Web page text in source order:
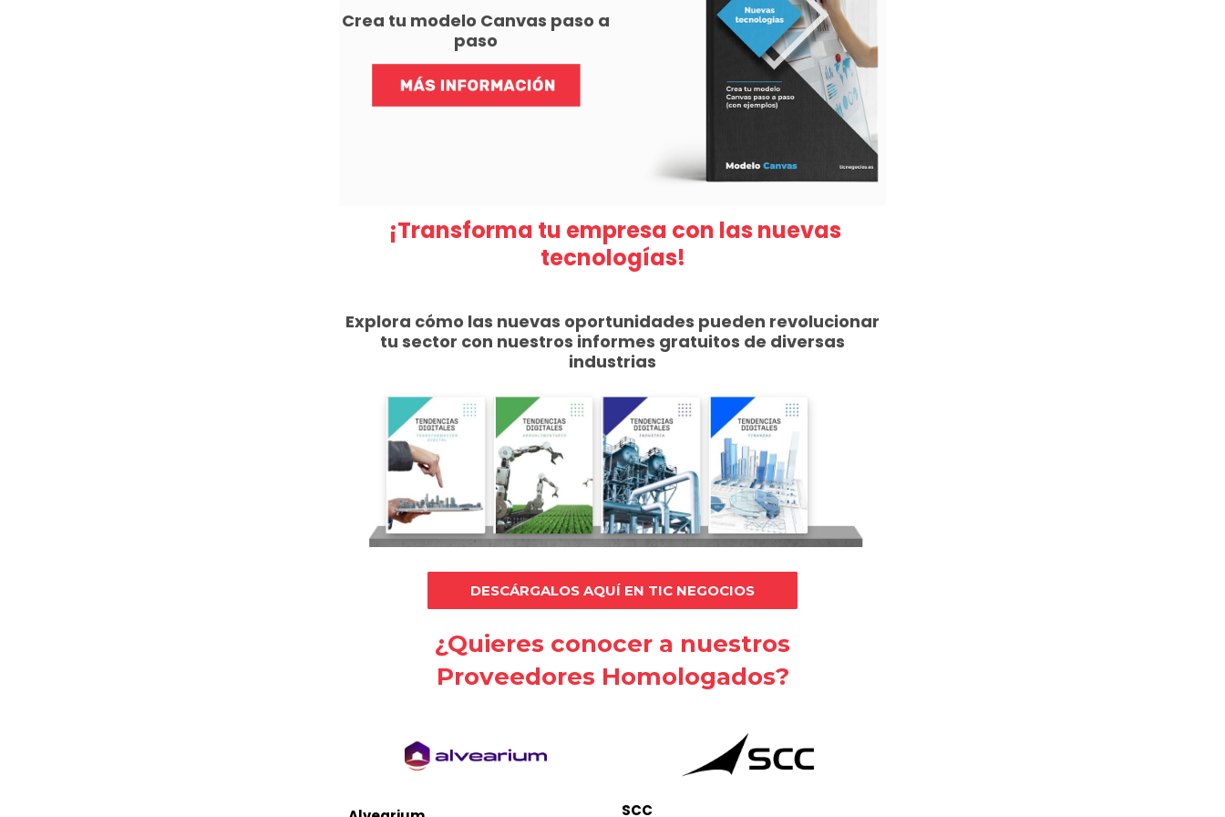
Crea tu modelo Canvas paso a
paso
¡Transforma tu empresa con las nuevas
tecnologías!
Explora cómo las nuevas oportunidades pueden revolucionar
tu sector con nuestros informes gratuitos de diversas
industrias
DESCÁRGALOS AQUÍ EN TIC NEGOCIOS
¿Quieres conocer a nuestros
Proveedores Homologados?
SCC